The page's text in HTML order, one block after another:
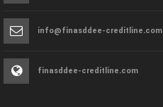
info@finasddee-creditline.com
finasddee-creditline.com